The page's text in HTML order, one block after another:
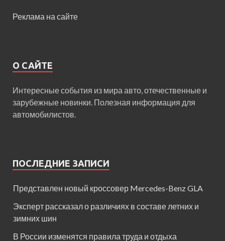
Реклама на сайте
О САЙТЕ
Интересные события из мира авто, отечественные и
зарубежные новинки. Полезная информация для
автомобилистов.
ПОСЛЕДНИЕ ЗАПИСИ
Представлен новый кроссовер Mercedes-Benz GLA
Эксперт рассказал о различиях в составе летних и
зимних шин
В России изменятся правила труда и отдыха